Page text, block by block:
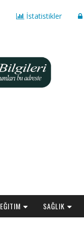
İstatistikler
EĞITIM SAĞLIK